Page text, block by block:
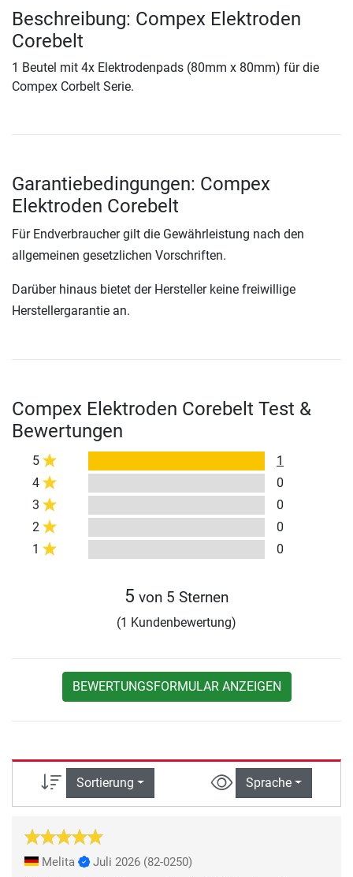
Beschreibung: Compex Elektroden
Corebelt
1 Beutel mit 4x Elektrodenpads (80mm x 80mm) für die
Compex Corbelt Serie.
Garantiebedingungen: Compex
Elektroden Corebelt
Für Endverbraucher gilt die Gewährleistung nach den
allgemeinen gesetzlichen Vorschriften.
Darüber hinaus bietet der Hersteller keine freiwillige
Herstellergarantie an.
Compex Elektroden Corebelt Test &
Bewertungen
5
1
4
0
3
0
2
0
1
0
5 von 5 Sternen
(1 Kundenbewertung)
BEWERTUNGSFORMULAR ANZEIGEN
Sortierung Sprache
Melita Juli 2026 (82-0250)